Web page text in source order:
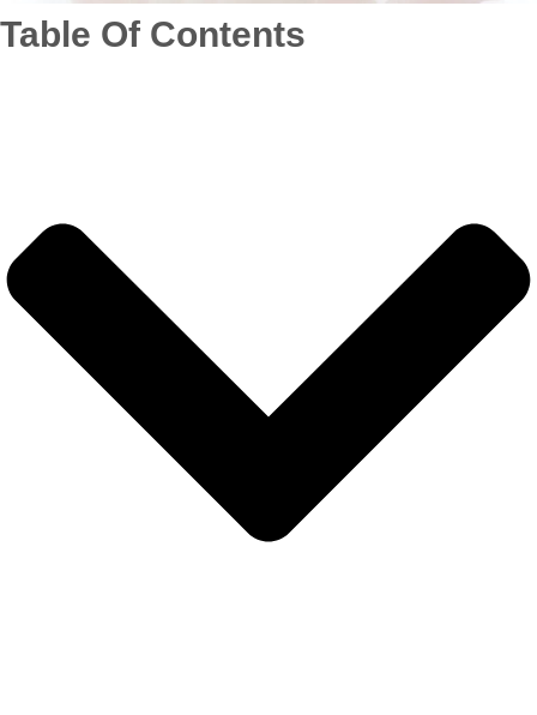
Table Of Contents